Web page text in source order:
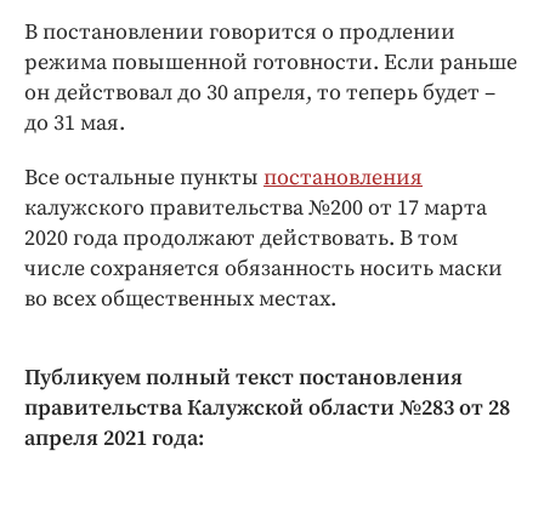
Бренд года
Работодатель года
В постановлении говорится о продлении
режима повышенной готовности. Если раньше
он действовал до 30 апреля, то теперь будет –
до 31 мая.
Все остальные пункты постановления
калужского правительства №200 от 17 марта
2020 года продолжают действовать. В том
числе сохраняется обязанность носить маски
во всех общественных местах.
Публикуем полный текст постановления
правительства Калужской области №283 от 28
апреля 2021 года: